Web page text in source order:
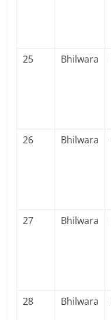
25 Bhilwara
26
Bhilwara
27 Bhilwara
28 Bhilwara